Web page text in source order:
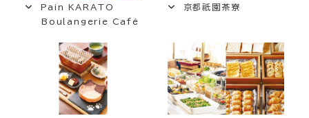
Pain KARATO
Boulangerie Café
京都祇園茶寮